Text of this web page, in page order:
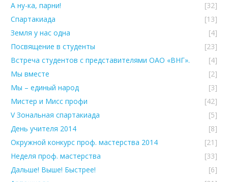
А ну-ка, парни!
[32]
Спартакиада
[13]
Земля у нас одна
[4]
Посвящение в студенты
[23]
Встреча студентов с представителями ОАО «ВНГ».
[4]
Мы вместе
[2]
Мы – единый народ
[3]
Мистер и Мисс профи
[42]
V Зональная спартакиада
[5]
День учителя 2014
[8]
Окружной конкурс проф. мастерства 2014
[21]
Неделя проф. мастерства
[33]
Дальше! Выше! Быстрее!
[6]